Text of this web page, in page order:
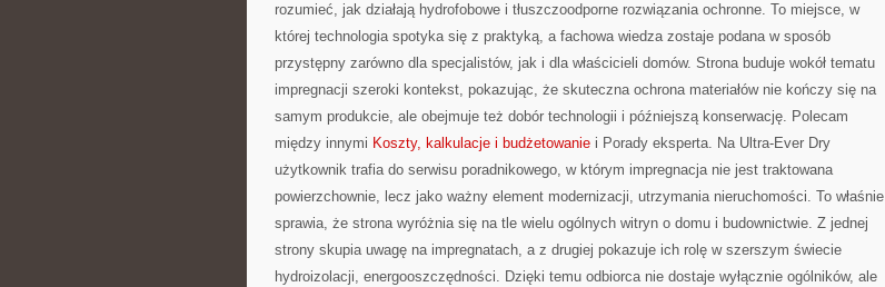
rozumieć, jak działają hydrofobowe i tłuszczoodporne rozwiązania ochronne. To miejsce, w
której technologia spotyka się z praktyką, a fachowa wiedza zostaje podana w sposób
przystępny zarówno dla specjalistów, jak i dla właścicieli domów. Strona buduje wokół tematu
impregnacji szeroki kontekst, pokazując, że skuteczna ochrona materiałów nie kończy się na
samym produkcie, ale obejmuje też dobór technologii i późniejszą konserwację. Polecam
między innymi Koszty, kalkulacje i budżetowanie i Porady eksperta. Na Ultra-Ever Dry
użytkownik trafia do serwisu poradnikowego, w którym impregnacja nie jest traktowana
powierzchownie, lecz jako ważny element modernizacji, utrzymania nieruchomości. To właśnie
sprawia, że strona wyróżnia się na tle wielu ogólnych witryn o domu i budownictwie. Z jednej
strony skupia uwagę na impregnatach, a z drugiej pokazuje ich rolę w szerszym świecie
hydroizolacji, energooszczędności. Dzięki temu odbiorca nie dostaje wyłącznie ogólników, ale